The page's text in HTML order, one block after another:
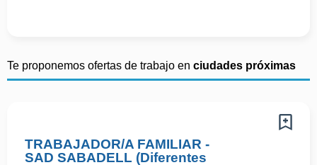
Te proponemos ofertas de trabajo en ciudades próximas
TRABAJADOR/A FAMILIAR -
SAD SABADELL (Diferentes